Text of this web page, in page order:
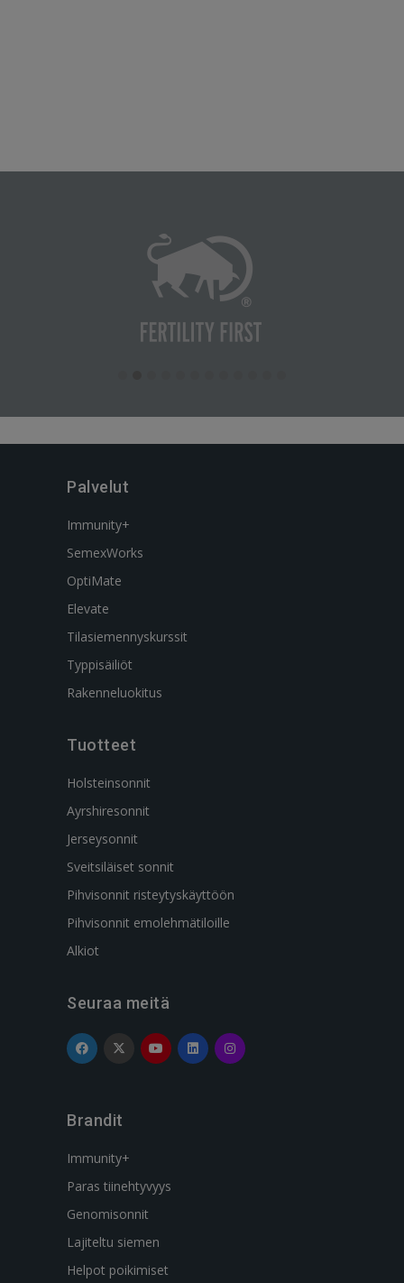
Palvelut
Immunity+
SemexWorks
OptiMate
Elevate
Tilasiemennyskurssit
Typpisäiliöt
Rakenneluokitus
Tuotteet
Holsteinsonnit
Ayrshiresonnit
Jerseysonnit
Sveitsiläiset sonnit
Pihvisonnit risteytyskäyttöön
Pihvisonnit emolehmätiloille
Alkiot
Seuraa meitä
Brandit
Immunity+
Paras tiinehtyvyys
Genomisonnit
Lajiteltu siemen
Helpot poikimiset